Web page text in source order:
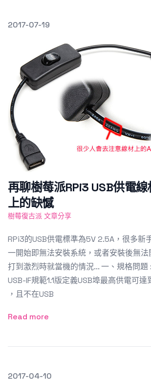
發文於
2017-07-19
再聊樹莓派RPi3 USB供電
上的缺憾
樹莓復古派 文章分享
RPi3的USB供電標準為5V 2.5A，很多新
一開始即無法安裝系統，或者安裝後無
打到激烈時就當機的情況... 一、規格問
USB-IF規範1.1版定義USB埠最高供電可
，且不在USB
Read more
發文於
2017-04-10